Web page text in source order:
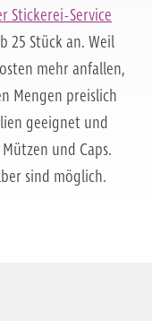
Stickerei-Service
25 Stück an. Weil
mehr anfallen,
Mengen preislich
geeignet und
und Caps.
sind möglich.